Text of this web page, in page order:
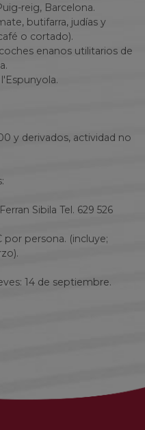
reig, Barcelona.
butifarra, judías y
o cortado).
enanos utilitarios de
y derivados, actividad no
Sibila Tel. 629 526
persona. (incluye;
14 de septiembre.